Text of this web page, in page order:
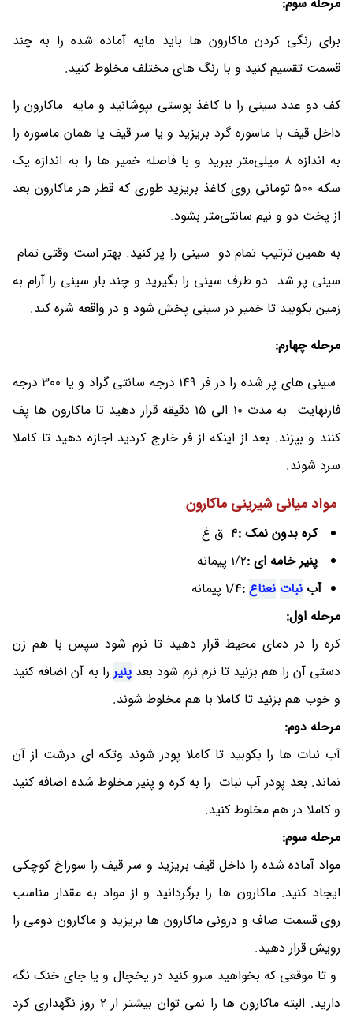
برای رنگی کردن ماکارون ها باید مایه آماده شده را به چند
قسمت تقسیم کنید و با رنگ های مختلف مخلوط کنید.
کف دو عدد سینی را با کاغذ پوستی بپوشانید و مایه ماکارون را
داخل قیف با ماسوره گرد بریزید و یا سر قیف یا همان ماسوره را
به اندازه 8 میلی‌متر ببرید و با فاصله خمیر ها را به اندازه یک
سکه 500 تومانی روی کاغذ بریزید طوری که قطر هر ماکارون بعد
از پخت دو و نیم سانتی‌متر بشود.
به همین ترتیب تمام دو سینی را پر کنید. بهتر است وقتی تمام
سینی پر شد دو طرف سینی را بگیرید و چند بار سینی را آرام به
زمین بکوبید تا خمیر در سینی پخش شود و در واقعه شره کند.
مرحله چهارم:
سینی های پر شده را در فر 149 درجه سانتی گراد و یا 300 درجه
فارنهایت به مدت 10 الی 15 دقیقه قرار دهید تا ماکارون ها پف
کنند و بپزند. بعد از اینکه از فر خارج کردید اجازه دهید تا کاملا
سرد شوند.
مواد میانی شیرینی ماکارون
کره بدون نمک :4 ق غ
پنیر خامه ای :1/2 پیمانه
آب نبات نعناع :1/4 پیمانه
مرحله اول:
کره را در دمای محیط قرار دهید تا نرم شود سپس با هم زن
دستی آن را هم بزنید تا نرم نرم شود بعد پنیر را به آن اضافه کنید
و خوب هم بزنید تا کاملا با هم مخلوط شوند.
مرحله دوم:
آب نبات ها را بکوبید تا کاملا پودر شوند وتکه ای درشت از آن
نماند. بعد پودر آب نبات را به کره و پنیر مخلوط شده اضافه کنید
و کاملا در هم مخلوط کنید.
مرحله سوم:
مواد آماده شده را داخل قیف بریزید و سر قیف را سوراخ کوچکی
ایجاد کنید. ماکارون ها را برگردانید و از مواد به مقدار مناسب
روی قسمت صاف و درونی ماکارون ها بریزید و ماکارون دومی را
رویش قرار دهید.
و تا موقعی که بخواهید سرو کنید در یخچال و یا جای خنک نگه
دارید. البته ماکارون ها را نمی توان بیشتر از 2 روز نگهداری کرد